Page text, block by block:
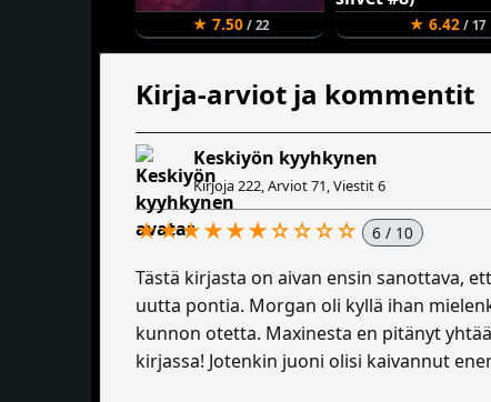
★ 7.50/ 22 ★ 6.42/ 17
Kirja-arviot ja kommentit
Keskiyön kyyhkynen
Kirjoja 222, Arviot 71, Viestit 6
★★★★★★☆☆☆☆ 6 / 10
Tästä kirjasta on aivan ensin sanottava,
uutta pontia. Morgan oli kyllä ihan
kunnon otetta. Maxinesta en pitänyt
kirjassa! Jotenkin juoni olisi kaivannut